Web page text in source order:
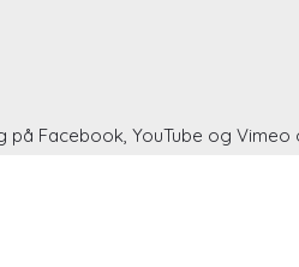
på Facebook, YouTube og